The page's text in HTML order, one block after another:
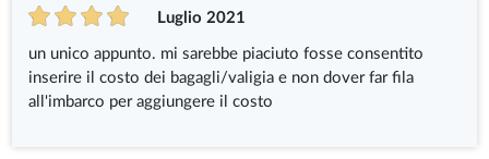
Luglio 2021
un unico appunto. mi sarebbe piaciuto fosse consentito
inserire il costo dei bagagli/valigia e non dover far fila
all'imbarco per aggiungere il costo